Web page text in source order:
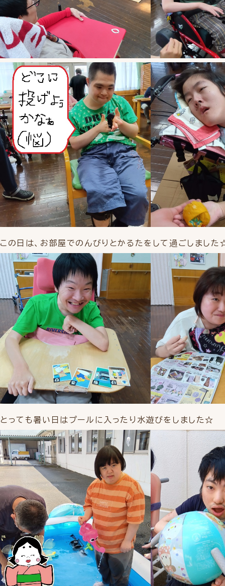
この日は、お部屋でのんびりとかるたをして過ごしまし
とっても暑い日はプールに入ったり水遊びをしました☆